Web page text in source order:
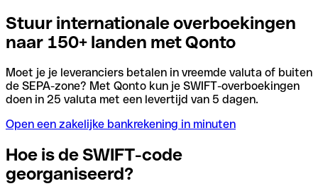
Stuur internationale overboekingen
naar 150+ landen met Qonto
Moet je je leveranciers betalen in vreemde valuta of buiten
de SEPA-zone? Met Qonto kun je SWIFT-overboekingen
doen in 25 valuta met een levertijd van 5 dagen.
Open een zakelijke bankrekening in minuten
Hoe is de SWIFT-code
georganiseerd?